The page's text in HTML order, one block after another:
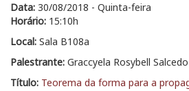
Data: 30/08/2018 - Quinta-feira
Horário: 15:10h
Local: Sala B108a
Palestrante: Graccyela Rosybell
Título: Teorema da forma para a